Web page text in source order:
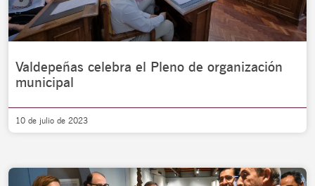
Valdepeñas celebra el Pleno de organización
municipal
10 de julio de 2023